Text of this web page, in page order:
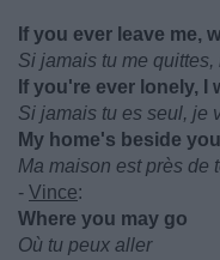
If you ever leave me,
Si jamais tu me
If you're ever lonely, I
Si jamais tu es seul, je
My home's beside
Ma maison est près de
- Vince:
Where you may go
Où tu peux aller